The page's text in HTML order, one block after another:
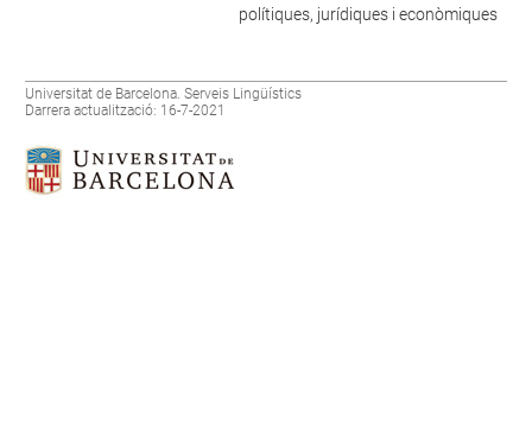
polítiques, jurídiques i econòmiques
Universitat de Barcelona. Serveis Lingüístics
Darrera actualització: 16-7-2021